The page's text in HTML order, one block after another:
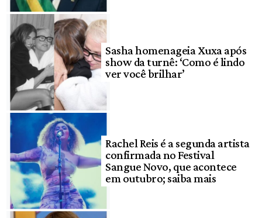
Sasha homenageia Xuxa após
show da turnê: ‘Como é lindo
ver você brilhar’
Rachel Reis é a segunda artista
confirmada no Festival
Sangue Novo, que acontece
em outubro; saiba mais